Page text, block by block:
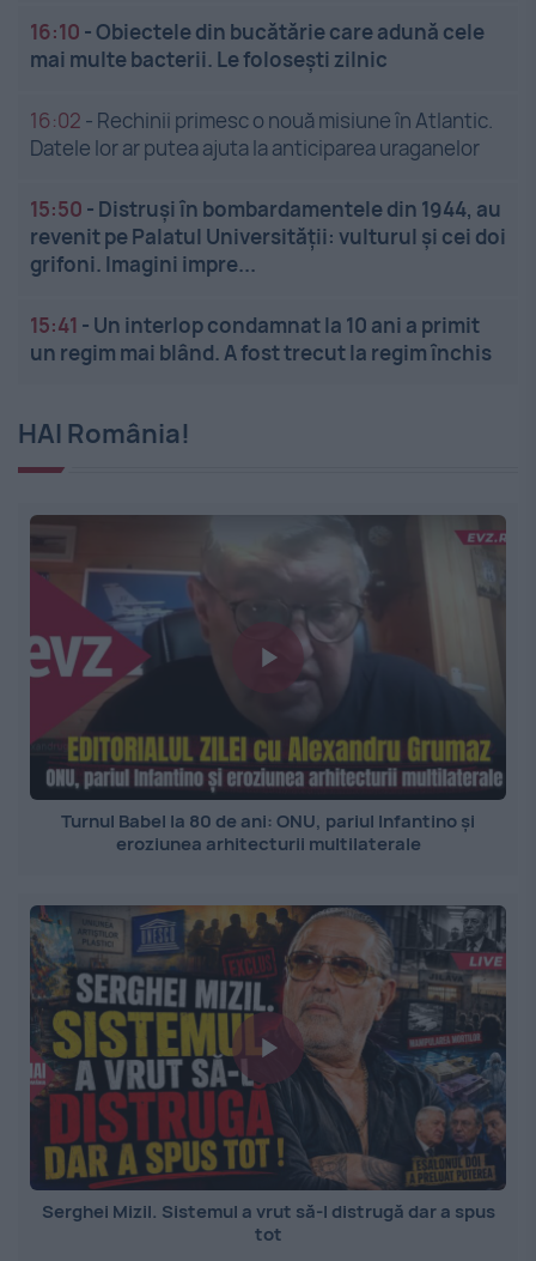
16:10 -Obiectele din bucătărie care adună cele
mai multe bacterii. Le folosești zilnic
16:02 - Rechinii primesc o nouă misiune în Atlantic.
Datele lor ar putea ajuta la anticiparea uraganelor
15:50 - Distruși în bombardamentele din 1944, au
revenit pe Palatul Universității: vulturul și cei doi
grifoni. Imagini impre...
15:41 - Un interlop condamnat la 10 ani a primit
un regim mai blând. A fost trecut la regim închis
HAI România!
Turnul Babel la 80 de ani: ONU, pariul Infantino și
eroziunea arhitecturii multilaterale
Serghei Mizil. Sistemul a vrut să-l distrugă dar a spus
tot